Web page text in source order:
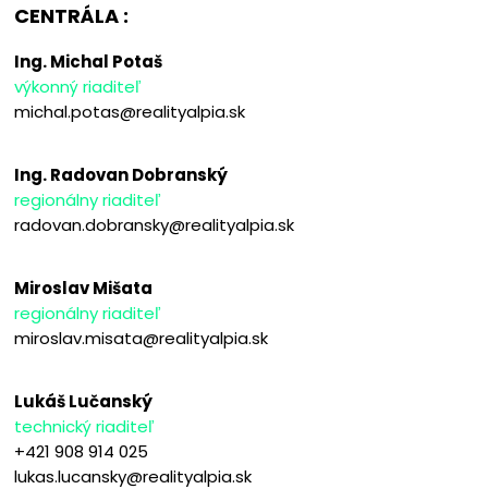
CENTRÁLA :
Ing. Michal Potaš
výkonný riaditeľ
michal.potas@realityalpia.sk
Ing. Radovan Dobranský
regionálny riaditeľ
radovan.dobransky@realityalpia.sk
Miroslav Mišata
regionálny riaditeľ
miroslav.misata@realityalpia.sk
Lukáš Lučanský
technický riaditeľ
+421 908 914 025
lukas.lucansky@realityalpia.sk